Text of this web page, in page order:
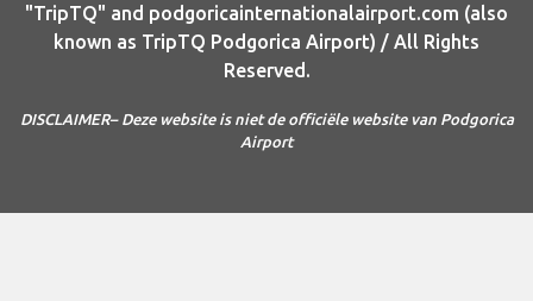
"TripTQ" and podgoricainternationalairport.com (also
known as TripTQ Podgorica Airport) / All Rights
Reserved.
DISCLAIMER– Deze website is niet de officiële website van Podgorica
Airport